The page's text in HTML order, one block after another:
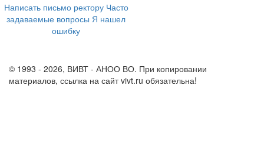
Написать письмо ректору Часто
задаваемые вопросы Я нашел
ошибку
© 1993 - 2026, ВИВТ - АНОО ВО. При копировании
материалов, ссылка на сайт vivt.ru обязательна!